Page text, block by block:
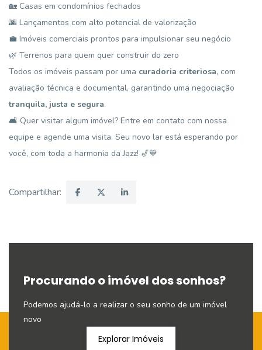
🏡 Casas em condomínios fechados
🌆 Lançamentos com alto potencial de valorização
💼 Imóveis comerciais prontos para impulsionar seu negócio
🌿 Terrenos para quem quer construir do zero
Todos os imóveis passam por uma curadoria criteriosa, com
avaliação técnica e documental, garantindo uma negociação
tranquila, justa e segura.
🛋️ Quer visitar algum imóvel? Entre em contato com nossa
equipe e agende uma visita. Seu novo lar está esperando por
você, com toda a harmonia da Jazz! 🎷💙
Compartilhar:
Procurando o imóvel dos sonhos?
Podemos ajudá-lo a realizar o seu sonho de um imóvel
novo
Explorar Imóveis